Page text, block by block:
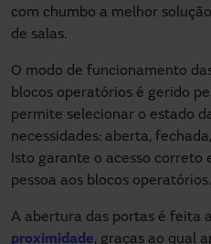
com chumbo a melhor
de salas.
O modo de funcionamento
blocos operatórios é gerido
permite selecionar o estado
necessidades: aberta,
Isto garante o acesso
pessoa aos blocos operatórios.
A abertura das portas é feita
proximidade, graças ao qual